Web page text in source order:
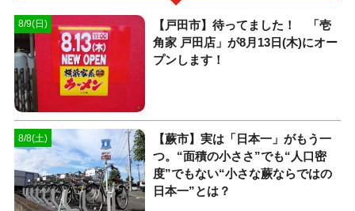
8/9(日)
【戸田市】待ってました！ 「壱
角家 戸田店」が8月13日(木)にオー
プンします！
8/8(土)
【蕨市】実は「日本一」がもう一
つ。“面積の小ささ”でも“人口密
度”でもない“小さな蕨ならではの
日本一”とは？